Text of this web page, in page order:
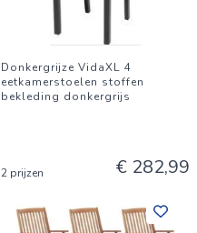
Donkergrijze VidaXL 4
eetkamerstoelen stoffen
bekleding donkergrijs
2 prijzen € 282,99